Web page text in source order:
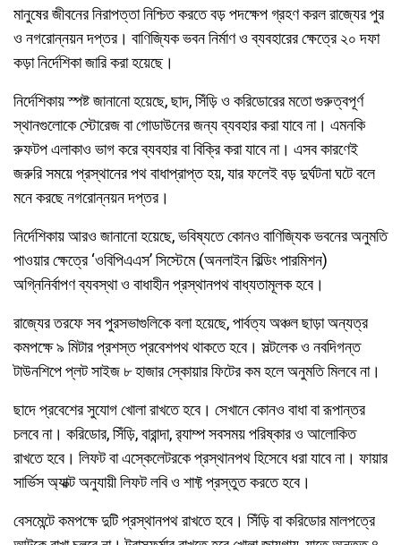
মানুষের জীবনের নিরাপত্তা নিশ্চিত করতে বড় পদক্ষেপ গ্রহণ করল রাজ্যের পুর
ও নগরোন্নয়ন দপ্তর। বাণিজ্যিক ভবন নির্মাণ ও ব্যবহারের ক্ষেত্রে ২০ দফা
কড়া নির্দেশিকা জারি করা হয়েছে।
নির্দেশিকায় স্পষ্ট জানানো হয়েছে, ছাদ, সিঁড়ি ও করিডোরের মতো গুরুত্বপূর্ণ
স্থানগুলোকে স্টোরেজ বা গোডাউনের জন্য ব্যবহার করা যাবে না। এমনকি
রুফটপ এলাকাও ভাগ করে ব্যবহার বা বিক্রি করা যাবে না। এসব কারণেই
জরুরি সময়ে প্রস্থানের পথ বাধাপ্রাপ্ত হয়, যার ফলেই বড় দুর্ঘটনা ঘটে বলে
মনে করছে নগরোন্নয়ন দপ্তর।
নির্দেশিকায় আরও জানানো হয়েছে, ভবিষ্যতে কোনও বাণিজ্যিক ভবনের অনুমতি
পাওয়ার ক্ষেত্রে ‘ওবিপিএএস’ সিস্টেমে (অনলাইন বিল্ডিং পারমিশন)
অগ্নিনির্বাপণ ব্যবস্থা ও বাধাহীন প্রস্থানপথ বাধ্যতামূলক হবে।
রাজ্যের তরফে সব পুরসভাগুলিকে বলা হয়েছে, পার্বত্য অঞ্চল ছাড়া অন্যত্র
কমপক্ষে ৯ মিটার প্রশস্ত প্রবেশপথ থাকতে হবে। সল্টলেক ও নবদিগন্ত
টাউনশিপে প্লট সাইজ ৮ হাজার স্কোয়ার ফিটের কম হলে অনুমতি মিলবে না।
ছাদে প্রবেশের সুযোগ খোলা রাখতে হবে। সেখানে কোনও বাধা বা রূপান্তর
চলবে না। করিডোর, সিঁড়ি, বারান্দা, র‍্যাম্প সবসময় পরিষ্কার ও আলোকিত
রাখতে হবে। লিফট বা এস্কেলেটরকে প্রস্থানপথ হিসেবে ধরা যাবে না। ফায়ার
সার্ভিস অ্যাক্ট অনুযায়ী লিফট লবি ও শাফ্ট প্রস্তুত করতে হবে।
বেসমেন্টে কমপক্ষে দুটি প্রস্থানপথ রাখতে হবে। সিঁড়ি বা করিডোর মালপত্রে